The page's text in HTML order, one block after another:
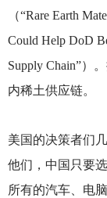
（“Rare Earth
Could Help DoD
Supply Chain”）
内稀土供应链。
美国的决策者们
他们，中国只要
所有的汽车、电